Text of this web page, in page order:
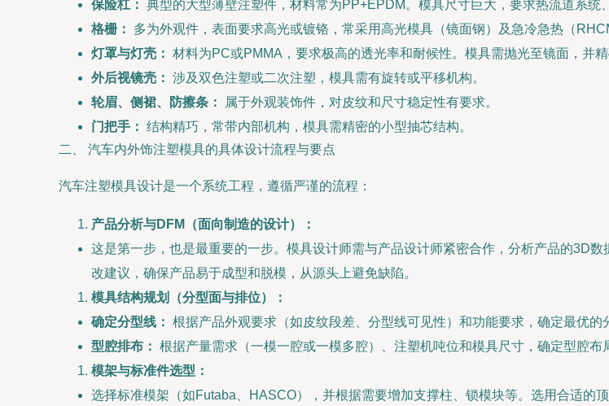
保险杠： 典型的大型薄壁注塑件，材料常为PP+EPDM。模具尺寸巨大，要求热流道系统
格栅：
多为外观件，表面要求高光或镀铬，常采用高光模具（镜面钢）及急冷急热（
灯罩与灯壳： 材料为PC或PMMA，要求极高的透光率和耐候性。模具需抛光至镜面，并精
外后视镜壳： 涉及双色注塑或二次注塑，模具需有旋转或平移机构。
轮眉、侧裙、防擦条：
属于外观装饰件，对皮纹和尺寸稳定性有要求。
门把手： 结构精巧，常带内部机构，模具需精密的小型抽芯结构。
二、 汽车内外饰注塑模具的具体设计流程与要点
汽车注塑模具设计是一个系统工程，遵循严谨的流程：
产品分析与DFM（面向制造的设计）：
这是第一步，也是最重要的一步。模具设计师需与产品设计师紧密合作，分析产品的3D
改建议，确保产品易于成型和脱模，从源头上避免缺陷。
模具结构规划（分型面与排位）：
确定分型线： 根据产品外观要求（如皮纹段差、分型线可见性）和功能要求，确定最优的
型腔排布： 根据产量需求（一模一腔或一模多腔）、注塑机吨位和模具尺寸，确定型腔布
模架与标准件选型：
选择标准模架（如Futaba、HASCO），并根据需要增加支撑柱、锁模块等。选用合适的